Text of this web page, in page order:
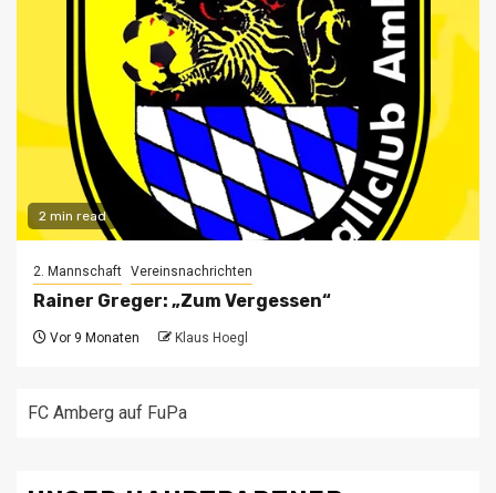
2 min read
2. Mannschaft Vereinsnachrichten
Rainer Greger: „Zum Vergessen“
Vor 9 Monaten Klaus Hoegl
FC Amberg auf FuPa